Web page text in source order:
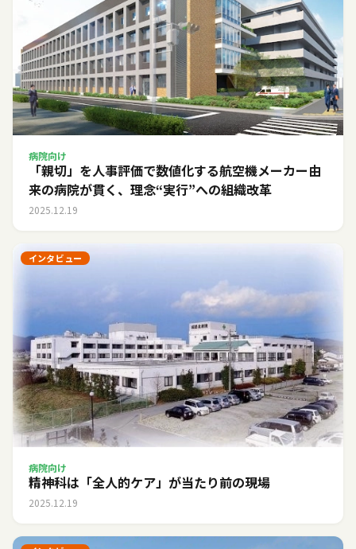
病院向け
「親切」を人事評価で数値化する――航空機メーカー由
来の病院が貫く、理念“実行”への組織改革
2025.12.19
インタビュー
病院向け
精神科は「全人的ケア」が当たり前の現場
2025.12.19